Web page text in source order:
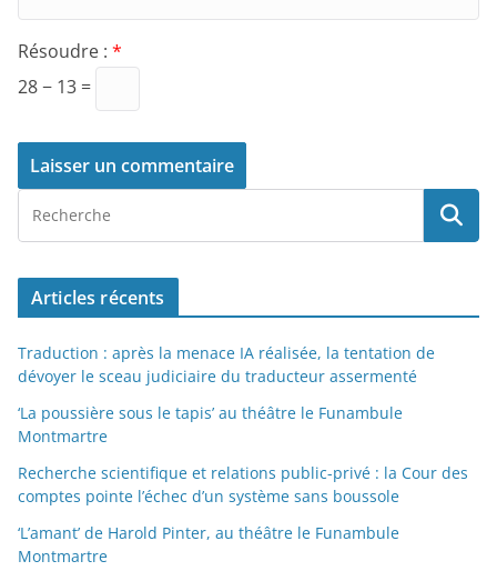
Résoudre : *
28 − 13 =
Articles récents
Traduction : après la menace IA réalisée, la tentation de
dévoyer le sceau judiciaire du traducteur assermenté
‘La poussière sous le tapis’ au théâtre le Funambule
Montmartre
Recherche scientifique et relations public-privé : la Cour des
comptes pointe l’échec d’un système sans boussole
‘L’amant’ de Harold Pinter, au théâtre le Funambule
Montmartre